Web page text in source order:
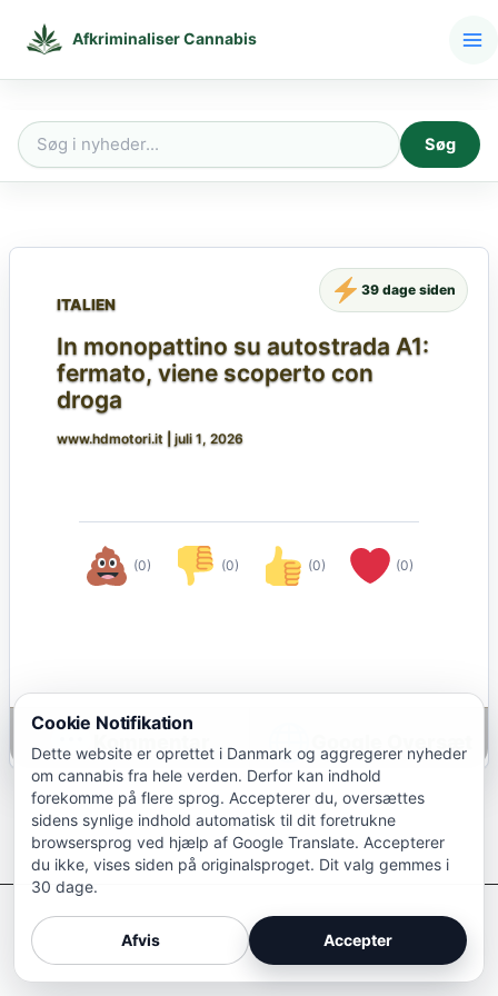
Afkriminaliser Cannabis
Søg
Søg
ITALIEN
In monopattino su autostrada A1:
fermato, viene scoperto con
droga
www.hdmotori.it juli 1, 2026
(0) (0) (0) (0)
39 dage siden
Google Oversæt
Afkriminaliser Cannabis
Cookie Notifikation
Dette website er oprettet i Danmark og aggregerer nyheder
om cannabis fra hele verden. Derfor kan indhold
forekomme på flere sprog. Accepterer du, oversættes
sidens synlige indhold automatisk til dit foretrukne
browsersprog ved hjælp af Google Translate. Accepterer
du ikke, vises siden på originalsproget. Dit valg gemmes i
30 dage.
Afvis Accepter